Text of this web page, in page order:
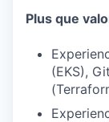
Plus que
(EKS),